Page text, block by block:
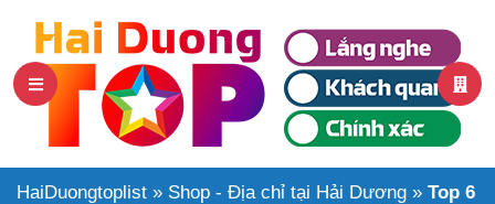
HaiDuongtoplist » Shop - Địa chỉ tại Hải Dương » Top 6